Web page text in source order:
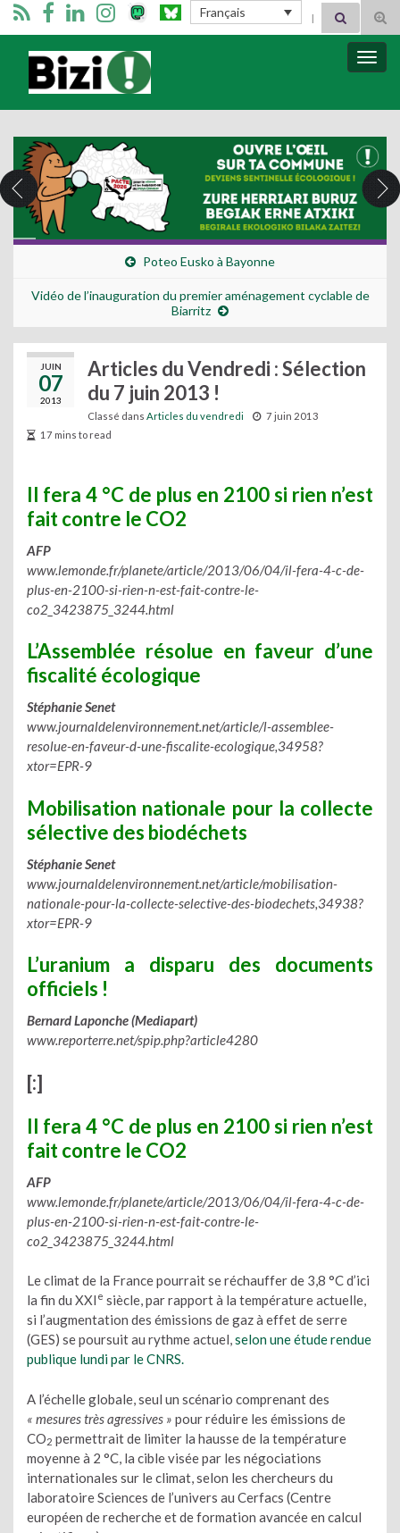
Français Search for:
Bizimugi
Poteo Eusko à Bayonne
Vidéo de l’inauguration du premier aménagement cyclable de
Biarritz
JUIN
07
2013
Articles du Vendredi : Sélection
du 7 juin 2013 !
Classé dans Articles du vendredi
7 juin 2013
17 mins to read
Il fera 4 °C de plus en 2100 si rien n’est
fait contre le CO2
AFP
www.lemonde.fr/planete/article/2013/06/04/il-fera-4-c-de-
plus-en-2100-si-rien-n-est-fait-contre-le-
co2_3423875_3244.html
L’Assemblée résolue en faveur d’une
fiscalité écologique
Stéphanie Senet
www.journaldelenvironnement.net/article/l-assemblee-
resolue-en-faveur-d-une-fiscalite-ecologique,34958?
xtor=EPR-9
Mobilisation nationale pour la collecte
sélective des biodéchets
Stéphanie Senet
www.journaldelenvironnement.net/article/mobilisation-
nationale-pour-la-collecte-selective-des-biodechets,34938?
xtor=EPR-9
L’uranium a disparu des documents
officiels‏ !
Bernard Laponche (Mediapart)
www.reporterre.net/spip.php?article4280
[:]
Il fera 4 °C de plus en 2100 si rien n’est
fait contre le CO2
AFP
www.lemonde.fr/planete/article/2013/06/04/il-fera-4-c-de-
plus-en-2100-si-rien-n-est-fait-contre-le-
co2_3423875_3244.html
Le climat de la France pourrait se réchauffer de 3,8 °C d’ici
la fin du XXI e siècle, par rapport à la température actuelle,
si l’augmentation des émissions de gaz à effet de serre
(GES) se poursuit au rythme actuel,selon une étude rendue
publique lundi par le CNRS.
A l’échelle globale, seul un scénario comprenant des
« mesures très agressives » pour réduire les émissions de
CO2 permettrait de limiter la hausse de la température
moyenne à 2 °C, la cible visée par les négociations
internationales sur le climat, selon les chercheurs du
laboratoire Sciences de l’univers au Cerfacs (Centre
européen de recherche et de formation avancée en calcul